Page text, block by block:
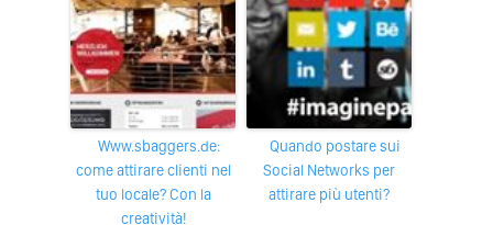
www.sbaggers.de:
come attirare clienti nel
tuo locale? Con la
creatività!
Quando postare sui
Social Networks per
attirare più utenti?